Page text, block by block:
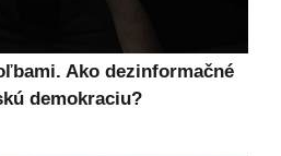
Ako dezinformačné
demokraciu?